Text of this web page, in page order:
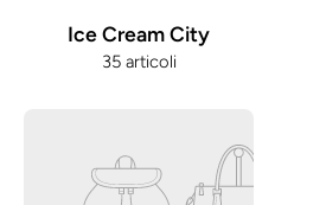
Ice Cream City
35 articoli